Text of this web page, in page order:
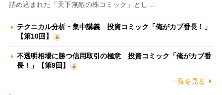
詰め込まれた「天下無敵の株コミック」とし…
テクニカル分析・集中講義 投資コミック「俺がカブ番長！」
【第10回】
不透明相場に勝つ信用取引の極意 投資コミック「俺がカブ番
長！」【第9回】
一覧を見る